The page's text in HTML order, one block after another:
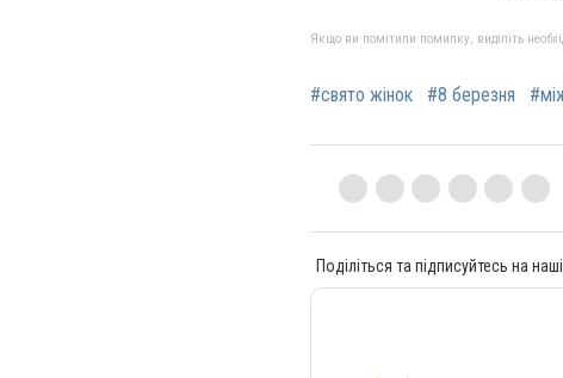
Якщо ви помітили помилку, виділіть
#свято жінок #8 березня
Поділіться та підписуйтесь на